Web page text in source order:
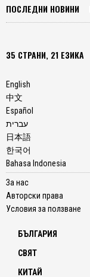
ПОСЛЕДНИ НОВИНИ
35 СТРАНИ, 21 ЕЗИКА
English
中文
Español
עברית
日本語
한국어
Bahasa Indonesia
За нас
Авторски права
Условия за ползване
БЪЛГАРИЯ
СВЯТ
КИТАЙ